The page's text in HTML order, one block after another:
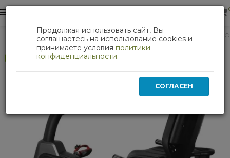
Кардиотренажеры Велоэргометр Bronze Gym
Продолжая использовать сайт, Вы
соглашаетесь на использование cookies и
принимаете условия политики
конфиденциальности.
СОГЛАСЕН